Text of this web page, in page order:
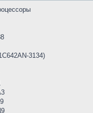
3134)